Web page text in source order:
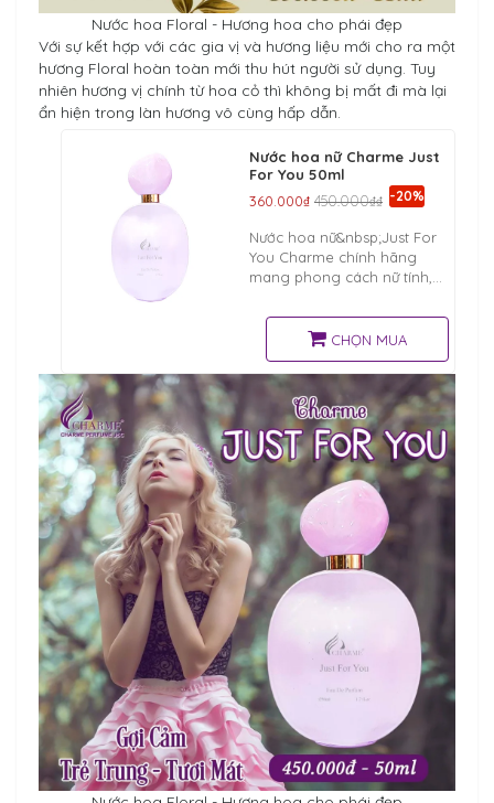
Nước hoa Floral - Hương hoa cho phái đẹp
Với sự kết hợp với các gia vị và hương liệu mới cho ra một
hương Floral hoàn toàn mới thu hút người sử dụng. Tuy
nhiên hương vị chính từ hoa cỏ thì không bị mất đi mà lại
ẩn hiện trong làn hương vô cùng hấp dẫn.
Nước hoa nữ Charme Just
For You 50ml
360.000₫ 450.000₫₫ -20%
Nước hoa nữ&nbsp;Just For
You Charme chính hãng
mang phong cách nữ tính,
nhiều cô gái yêu thích và sử
dụng khi hẹn hò, dạ tiệc, giao
lưu gặp gỡ bạn bè.
CHỌN MUA